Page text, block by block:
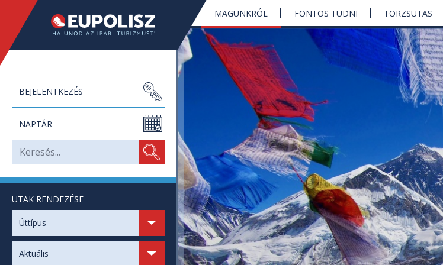
BEJELENTKEZÉS
NAPTÁR
UTAK RENDEZÉSE
Úttípus
Aktuális
MAGUNKRÓL FONTOS TUDNI TÖRZSUTAS